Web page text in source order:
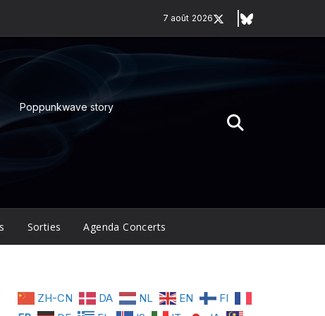
7 août 2026
Poppunkwave story
Sorties Agenda Concerts
ZH-CN DA NL EN
FI